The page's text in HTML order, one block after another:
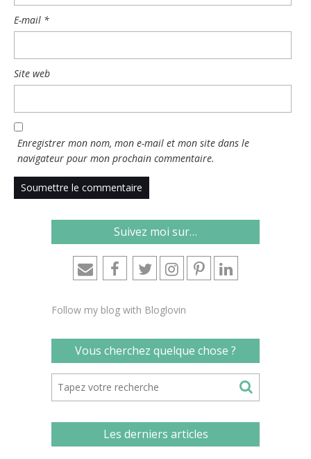
E-mail *
Site web
Enregistrer mon nom, mon e-mail et mon site dans le
navigateur pour mon prochain commentaire.
Suivez moi sur…
Follow my blog with Bloglovin
Vous cherchez quelque chose ?
Les derniers articles